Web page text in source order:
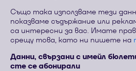
Също така използваме тези
показваме съдържание или
са интересни за вас. Имате
срещу това, като ни пишете на
Данни, свързани с имейл
сте се абонирали